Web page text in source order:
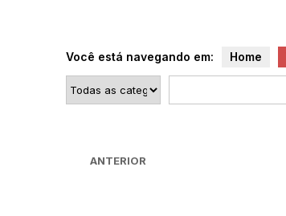
Você está navegando em: Home
ANTERIOR